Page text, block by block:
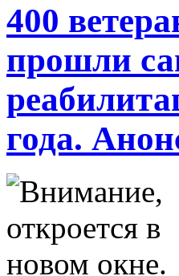
400
прошли
года.